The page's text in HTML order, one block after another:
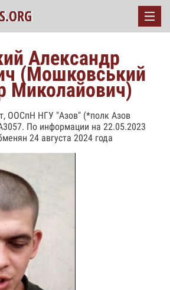
Александр
(Мошковський
Миколайович)
ООСпН НГУ "Азов" (*полк Азов
По информации на 22.05.2023
24 августа 2024 года